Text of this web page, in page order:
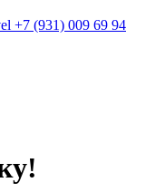
+7 (931) 009 69 94